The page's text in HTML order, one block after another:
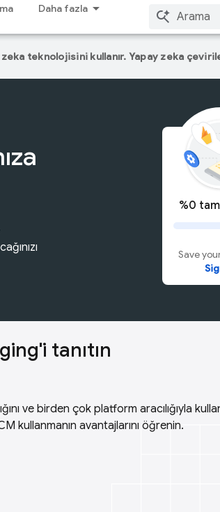
Daha fazla
teknolojisini kullanır. Yapay zeka
%0
Save
tanıtın
ve birden çok platform aracılığıyla
kullanmanın avantajlarını öğrenin.